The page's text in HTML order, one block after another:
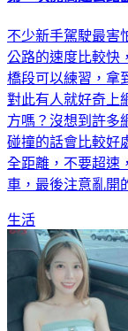
不少新手駕駛最害
公路的速度比較快
橋段可以練習，拿
對此有人就好奇上
方嗎？沒想到許多
碰撞的話會比較好
全距離，不要超速
生活